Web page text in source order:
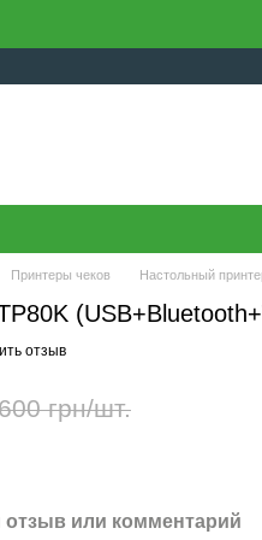
Принтеры чеков Настольный
отзыв
грн/шт.
или комментарий